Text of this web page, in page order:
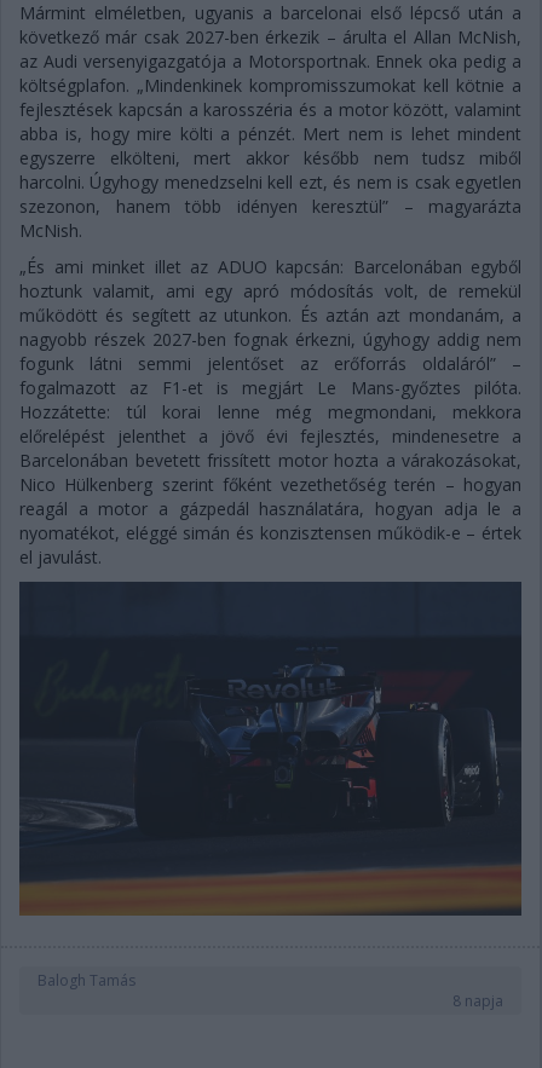
Mármint elméletben, ugyanis a barcelonai első lépcső után a
következő már csak 2027-ben érkezik – árulta el Allan McNish,
az Audi versenyigazgatója a Motorsportnak. Ennek oka pedig a
költségplafon. „Mindenkinek kompromisszumokat kell kötnie a
fejlesztések kapcsán a karosszéria és a motor között, valamint
abba is, hogy mire költi a pénzét. Mert nem is lehet mindent
egyszerre elkölteni, mert akkor később nem tudsz miből
harcolni. Úgyhogy menedzselni kell ezt, és nem is csak egyetlen
szezonon, hanem több idényen keresztül” – magyarázta
McNish.
„És ami minket illet az ADUO kapcsán: Barcelonában egyből
hoztunk valamit, ami egy apró módosítás volt, de remekül
működött és segített az utunkon. És aztán azt mondanám, a
nagyobb részek 2027-ben fognak érkezni, úgyhogy addig nem
fogunk látni semmi jelentőset az erőforrás oldaláról” –
fogalmazott az F1-et is megjárt Le Mans-győztes pilóta.
Hozzátette: túl korai lenne még megmondani, mekkora
előrelépést jelenthet a jövő évi fejlesztés, mindenesetre a
Barcelonában bevetett frissített motor hozta a várakozásokat,
Nico Hülkenberg szerint főként vezethetőség terén – hogyan
reagál a motor a gázpedál használatára, hogyan adja le a
nyomatékot, eléggé simán és konzisztensen működik-e – értek
el javulást.
Balogh Tamás
8 napja